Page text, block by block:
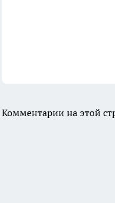
Комментарии на этой